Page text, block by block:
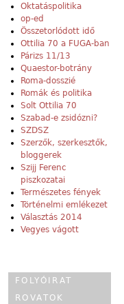
Oktatáspolitika
op-ed
Összetorlódott idő
Ottilia 70 a FUGA-ban
Párizs 11/13
Quaestor-botrány
Roma-dosszié
Romák és politika
Solt Ottilia 70
Szabad-e zsidózni?
SZDSZ
Szerzők, szerkesztők,
bloggerek
Szijj Ferenc
piszkozatai
Természetes fények
Történelmi emlékezet
Választás 2014
Vegyes vágott
FOLYÓIRAT
ROVATOK